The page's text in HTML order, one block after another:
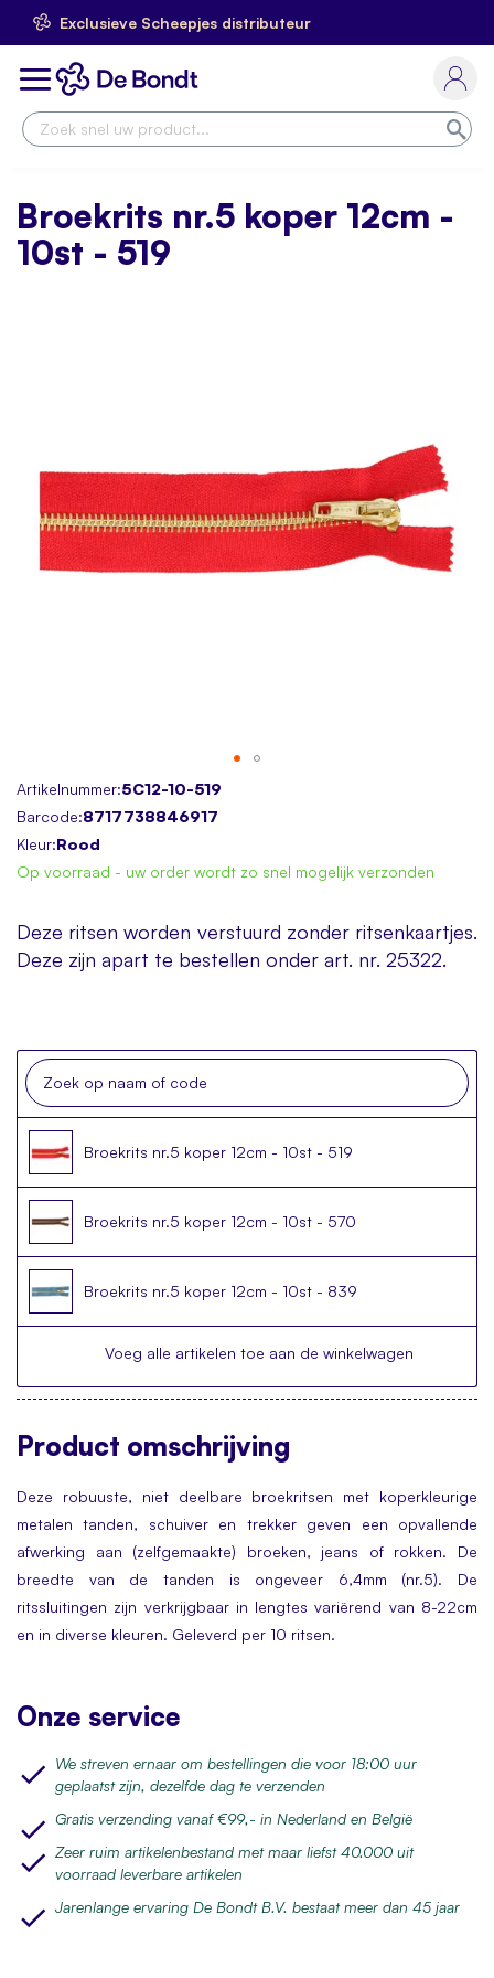
Exclusieve Scheepjes distributeur
Ga
naar
de
Toggle
Broekrits nr.5 koper 12cm -
10st - 519
Artikelnummer:5C12-10-519
Barcode:8717738846917
Kleur:Rood
Op voorraad - uw order wordt zo snel mogelijk verzonden
Deze ritsen worden verstuurd zonder ritsenkaartjes.
Deze zijn apart te bestellen onder art. nr. 25322.
Broekrits nr.5 koper 12cm - 10st - 519
Broekrits nr.5 koper 12cm - 10st - 570
Broekrits nr.5 koper 12cm - 10st - 839
Voeg alle artikelen toe aan de winkelwagen
gallery
Skip
to
the
beginning
the
images
Product omschrijving
Deze robuuste, niet deelbare broekritsen met koperkleurige
metalen tanden, schuiver en trekker geven een opvallende
afwerking aan (zelfgemaakte) broeken, jeans of rokken. De
breedte van de tanden is ongeveer 6,4mm (nr.5). De
ritssluitingen zijn verkrijgbaar in lengtes variërend van 8-22cm
en in diverse kleuren. Geleverd per 10 ritsen.
Onze service
We streven ernaar om bestellingen die voor 18:00 uur
geplaatst zijn, dezelfde dag te verzenden
Gratis verzending vanaf €99,- in Nederland en België
Zeer ruim artikelenbestand met maar liefst 40.000 uit
voorraad leverbare artikelen
Jarenlange ervaring De Bondt B.V. bestaat meer dan 45 jaar